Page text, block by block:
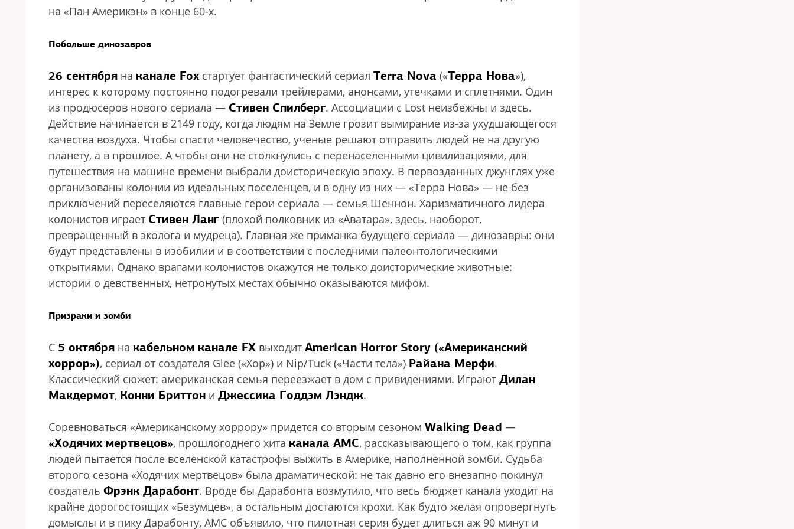
на «Пан Америкэн» в конце 60-х.
Побольше динозавров
26 сентября на канале Fox стартует фантастический сериал Terra Nova («Терра Нова»),
интерес к которому постоянно подогревали трейлерами, анонсами, утечками и сплетнями. Один
из продюсеров нового сериала — Стивен Спилберг. Ассоциации с Lost неизбежны и здесь.
Действие начинается в 2149 году, когда людям на Земле грозит вымирание из-за ухудшающегося
качества воздуха. Чтобы спасти человечество, ученые решают отправить людей не на другую
планету, а в прошлое. А чтобы они не столкнулись с перенаселенными цивилизациями, для
путешествия на машине времени выбрали доисторическую эпоху. В первозданных джунглях уже
организованы колонии из идеальных поселенцев, и в одну из них — «Терра Нова» — не без
приключений переселяются главные герои сериала — семья Шеннон. Харизматичного лидера
колонистов играет Стивен Ланг (плохой полковник из «Аватара», здесь, наоборот,
превращенный в эколога и мудреца). Главная же приманка будущего сериала — динозавры: они
будут представлены в изобилии и в соответствии с последними палеонтологическими
открытиями. Однако врагами колонистов окажутся не только доисторические животные:
истории о девственных, нетронутых местах обычно оказываются мифом.
Призраки и зомби
С 5 октября на кабельном канале FX выходит American Horror Story («Американский
хоррор»), сериал от создателя Glee («Хор») и Nip/Tuck («Части тела») Райана Мерфи.
Классический сюжет: американская семья переезжает в дом с привидениями. Играют Дилан
Макдермот, Конни Бриттон и Джессика Годдэм Лэндж.
Соревноваться «Американскому хоррору» придется со вторым сезоном Walking Dead —
«Ходячих мертвецов», прошлогоднего хита канала АМС, рассказывающего о том, как группа
людей пытается после вселенской катастрофы выжить в Америке, наполненной зомби. Судьба
второго сезона «Ходячих мертвецов» была драматической: не так давно его внезапно покинул
создатель Фрэнк Дарабонт. Вроде бы Дарабонта возмутило, что весь бюджет канала уходит на
крайне дорогостоящих «Безумцев», а остальным достаются крохи. Как будто желая опровергнуть
домыслы и в пику Дарабонту, АМС объявило, что пилотная серия будет длиться аж 90 минут и